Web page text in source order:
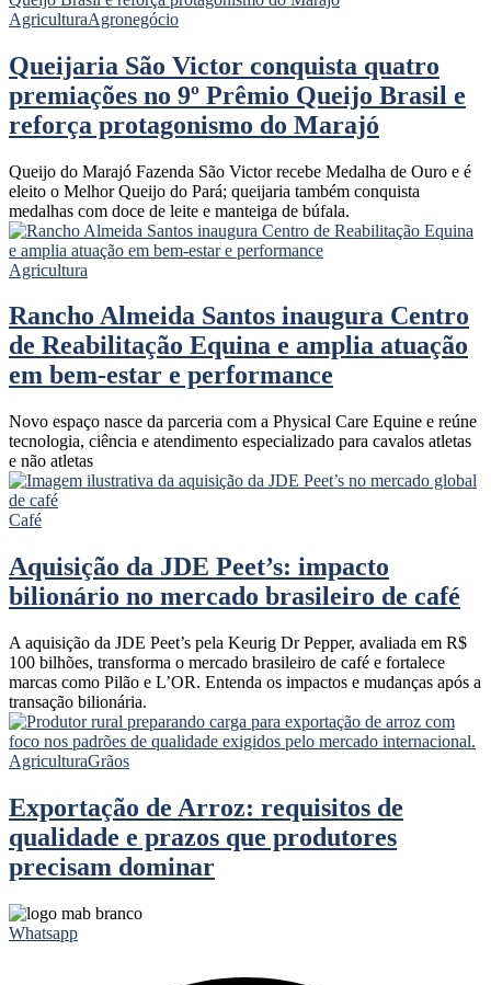
AgriculturaAgronegócio
Queijaria São Victor conquista quatro
premiações no 9º Prêmio Queijo Brasil e
reforça protagonismo do Marajó
Queijo do Marajó Fazenda São Victor recebe Medalha de Ouro e é
eleito o Melhor Queijo do Pará; queijaria também conquista
medalhas com doce de leite e manteiga de búfala.
Agricultura
Rancho Almeida Santos inaugura Centro
de Reabilitação Equina e amplia atuação
em bem-estar e performance
Novo espaço nasce da parceria com a Physical Care Equine e reúne
tecnologia, ciência e atendimento especializado para cavalos atletas
e não atletas
Café
Aquisição da JDE Peet’s: impacto
bilionário no mercado brasileiro de café
A aquisição da JDE Peet’s pela Keurig Dr Pepper, avaliada em R$
100 bilhões, transforma o mercado brasileiro de café e fortalece
marcas como Pilão e L’OR. Entenda os impactos e mudanças após a
transação bilionária.
AgriculturaGrãos
Exportação de Arroz: requisitos de
qualidade e prazos que produtores
precisam dominar
Whatsapp